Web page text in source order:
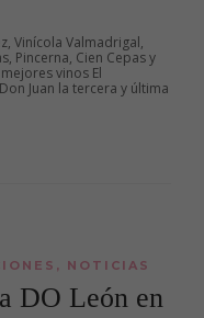
Vinícola Valmadrigal,
Pincerna, Cien Cepas y
vinos El
Juan la tercera y última
, NOTICIAS
DO León en